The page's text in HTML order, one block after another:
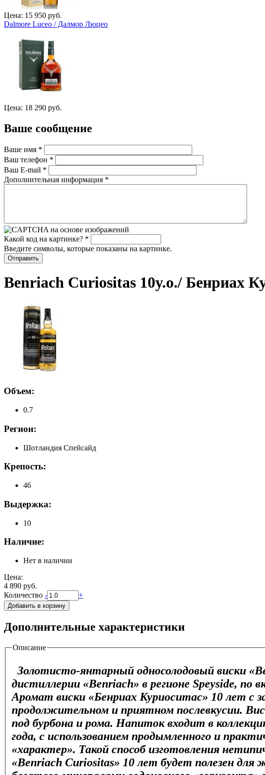
Цена: 15 950 руб.
Dalmore Luceo / Далмор Люцео
Цена: 18 290 руб.
Ваше сообщение
Ваше имя *
Ваш телефон *
Ваш E-mail *
Дополнительная информация *
Какой код на картинке? *
Введите символы, которые показаны на картинке.
Benriach Curiositas 10y.o./ Бенриах
Объем:
0.7
Регион:
Шотландия Спейсайд
Крепость:
46
Выдержка:
10
Наличие:
Нет в наличии
Цена:
4 890 руб.
Количество - +
Дополнительные характеристики
Описание
Золотисто-янтарный односолодовый виски
дистиллерии «Benriach» в регионе Speyside,
Аромат виски «Бенриах Куриоситас» 10 лет с
продолжительном и приятном послевкусии.
под бурбона и рома. Напиток входит в
года, с использованием продымленного и
«характер». Такой способ изготовления
«Benriach Curiositas» 10 лет будет полезен